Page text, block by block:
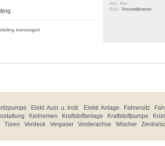
toevoegen
Incl. btw
Excl. Verzendkosten
Elekt. Ausr. u. Instr. Elektr. Anlage Fahrersitz
Keilriemen Kraftstoffanlage Kraftstoffpumpe
Türen Verdeck Vergaser Vorderachse Wischer